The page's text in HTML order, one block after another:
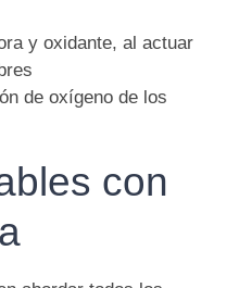
y oxidante, al actuar
de oxígeno de los
con